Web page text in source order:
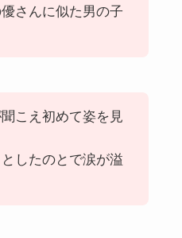
さんに似た男の子
こえ初めて姿を見
したのとで涙が溢